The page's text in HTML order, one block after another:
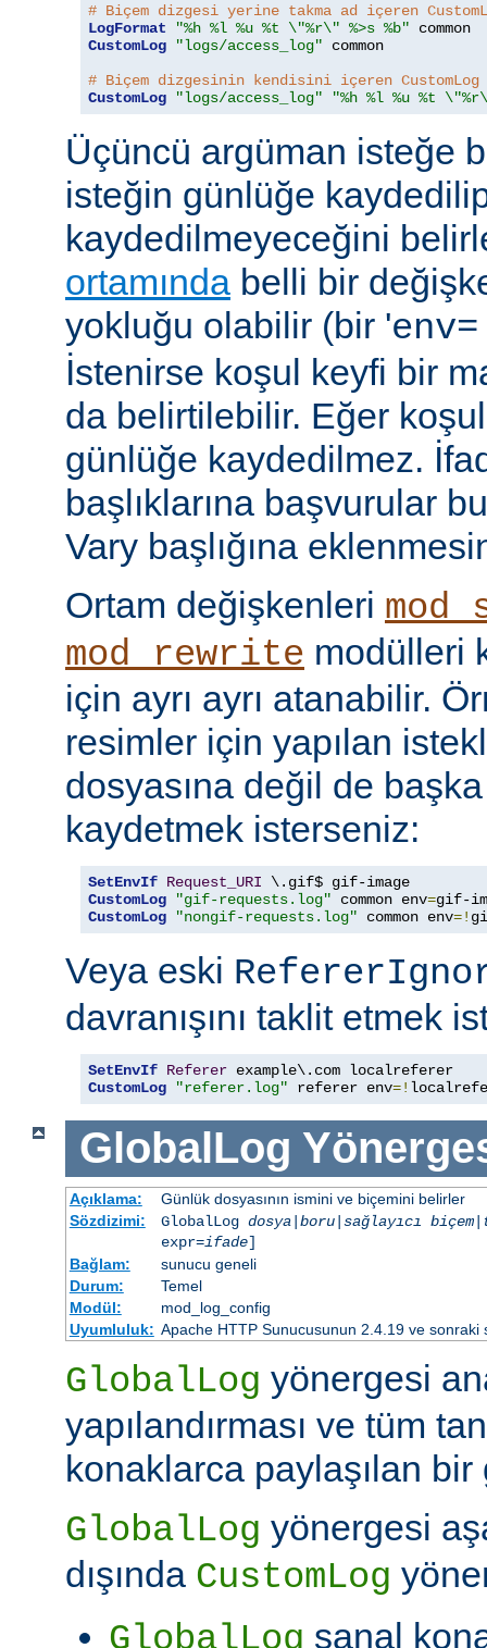
# Biçem dizgesi yerine takma ad içeren
LogFormat
"%h %l %u %t \"%r\" %>s %b"
CustomLog
"logs/access_log" common
# Biçem dizgesinin kendisini içeren CustomLog
CustomLog
"logs/access_log" "%h %l %u %t
Üçüncü argüman isteğe
isteğin günlüğe
kaydedilmeyeceğini
ortamında belli bir
yokluğu olabilir (bir '
İstenirse koşul keyfi bir
da belirtilebilir. Eğer
günlüğe kaydedilmez.
başlıklarına başvurular
Vary başlığına
Ortam değişkenleri
mod_rewrite modülleri
için ayrı ayrı atanabilir.
resimler için yapılan
dosyasına değil de
kaydetmek isterseniz:
SetEnvIf Request_URI
CustomLog
"gif-requests.log" common env=
CustomLog
"nongif-requests.log" common env=!
Veya eski
davranışını taklit etmek
SetEnvIf Referer
CustomLog
"referer.log" referer env=!
GlobalLog
Açıklama:
Günlük dosyasının ismini ve biçemini belirler
Sözdizimi:
GlobalLog dosya| boru| sağlayıcı biçem|
expr=ifade]
Bağlam:
sunucu geneli
Durum:
Temel
Modül:
mod_log_config
Uyumluluk: Apache HTTP Sunucusunun 2.4.19 ve sonraki
GlobalLog yönergesi
yapılandırması ve tüm
konaklarca paylaşılan bir
GlobalLog yönergesi
dışında CustomLog
GlobalLog sanal